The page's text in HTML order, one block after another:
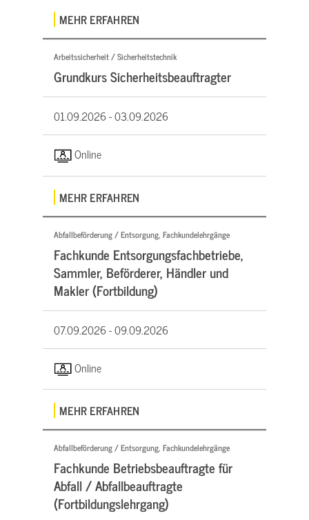
MEHR ERFAHREN
Arbeitssicherheit / Sicherheitstechnik
Grundkurs Sicherheitsbeauftragter
01.09.2026 -03.09.2026
Online
MEHR ERFAHREN
Abfallbeförderung / Entsorgung, Fachkundelehrgänge
Fachkunde Entsorgungsfachbetriebe,
Sammler, Beförderer, Händler und
Makler (Fortbildung)
07.09.2026 -09.09.2026
Online
MEHR ERFAHREN
Abfallbeförderung / Entsorgung, Fachkundelehrgänge
Fachkunde Betriebsbeauftragte für
Abfall / Abfallbeauftragte
(Fortbildungslehrgang)